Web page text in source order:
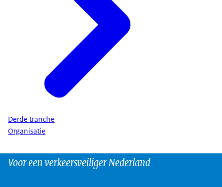
Derde tranche
Organisatie
Voor een verkeersveiliger Nederland